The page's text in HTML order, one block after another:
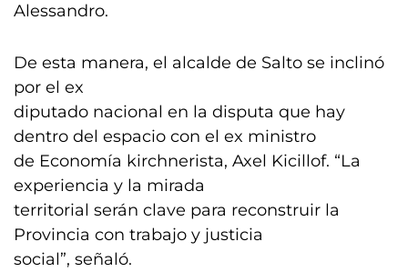
Alessandro.
De esta manera, el alcalde de Salto se inclinó
por el ex
diputado nacional en la disputa que hay
dentro del espacio con el ex ministro
de Economía kirchnerista, Axel Kicillof. “La
experiencia y la mirada
territorial serán clave para reconstruir la
Provincia con trabajo y justicia
social”, señaló.